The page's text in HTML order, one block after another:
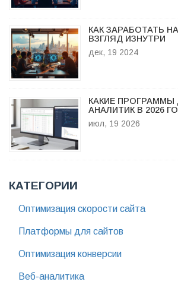
КАК ЗАРАБОТАТЬ
ВЗГЛЯД ИЗНУТРИ
дек, 19 2024
КАКИЕ ПРОГРАММЫ
АНАЛИТИК В 2026
СПИСОК
июл, 19 2026
КАТЕГОРИИ
Оптимизация скорости сайта
Платформы для сайтов
Оптимизация конверсии
Веб-аналитика